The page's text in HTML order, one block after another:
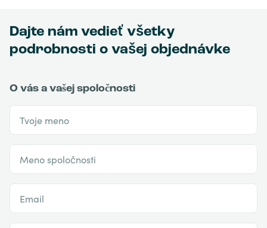
Dajte nám vedieť všetky
podrobnosti o vašej objednávke
O vás a vašej spoločnosti
Tvoje meno
Meno spoločnosti
Email